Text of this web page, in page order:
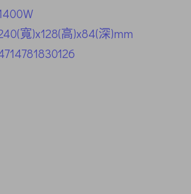
寬)x128(高)x84(深)mm